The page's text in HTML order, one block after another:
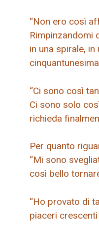
“Non ero così
Rimpinzandomi
in una spirale,
“Ci sono così
Ci sono solo
richieda
Per quanto
“Mi sono
così bello
“Ho provato di
piaceri